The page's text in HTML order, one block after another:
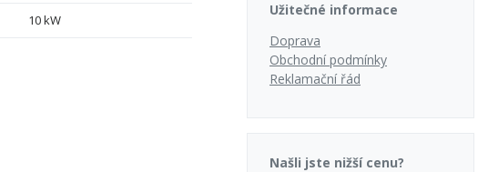
10 kW
Užitečné informace
Doprava
Obchodní podmínky
Reklamační řád
Našli jste nižší cenu?